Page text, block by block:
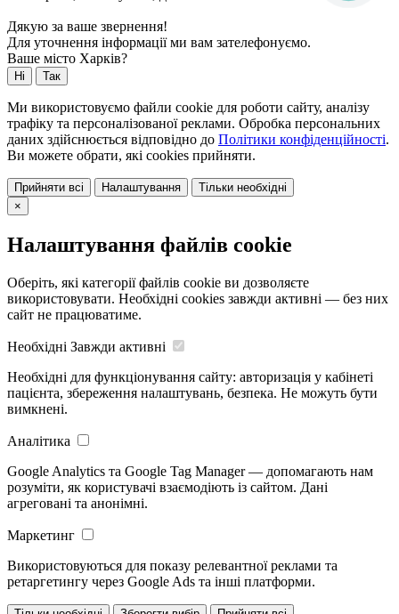
Дякую за ваше звернення!
Для уточнення інформації ми вам зателефонуємо.
Ваше місто Харків?
Ні Так
Ми використовуємо файли cookie для роботи сайту, аналізу
трафіку та персоналізованої реклами. Обробка персональних
даних здійснюється відповідно до Політики конфіденційності.
Ви можете обрати, які cookies прийняти.
Прийняти всі Налаштування
Тільки необхідні
×
Налаштування файлів cookie
Оберіть, які категорії файлів cookie ви дозволяєте
використовувати. Необхідні cookies завжди активні — без них
сайт не працюватиме.
Необхідні Завжди активні
Необхідні для функціонування сайту: авторизація у кабінеті
пацієнта, збереження налаштувань, безпека. Не можуть бути
вимкнені.
Аналітика
Google Analytics та Google Tag Manager — допомагають нам
розуміти, як користувачі взаємодіють із сайтом. Дані
агреговані та анонімні.
Маркетинг
Використовуються для показу релевантної реклами та
ретаргетингу через Google Ads та інші платформи.